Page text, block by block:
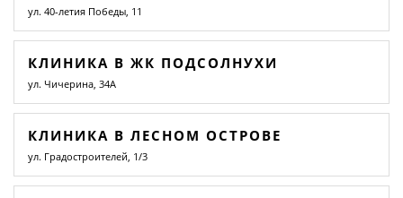
ул. 40-летия Победы, 11
КЛИНИКА В ЖК ПОДСОЛНУХИ
ул. Чичерина, 34А
КЛИНИКА В ЛЕСНОМ ОСТРОВЕ
ул. Градостроителей, 1/3